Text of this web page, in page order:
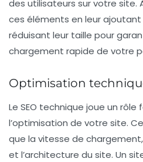
des utilisateurs sur votre site.
ces éléments en leur ajoutant
réduisant leur taille pour
chargement rapide de votre
Optimisation
Le SEO technique joue un rôle
l’optimisation de votre site.
que la vitesse de
et l’architecture du site. Un